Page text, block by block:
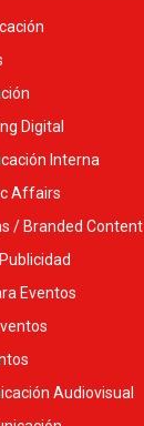
Digital
Interna
Affairs
/ Branded Content
Eventos
Audiovisual